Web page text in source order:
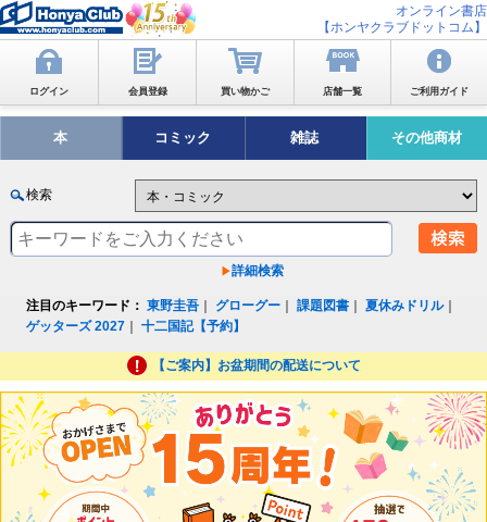
オンライン書店
【ホンヤクラブドットコム】
ログイン 会員登録 買い物かご 店舗一覧 ご利用ガイド
本 コミック 雑誌 その他商材
検索
詳細検索
注目のキーワード： 東野圭吾 グローグー ｜課題図書 ｜夏休みドリル｜
ゲッターズ 2027 ｜十二国記【予約】
【ご案内】お盆期間の配送について